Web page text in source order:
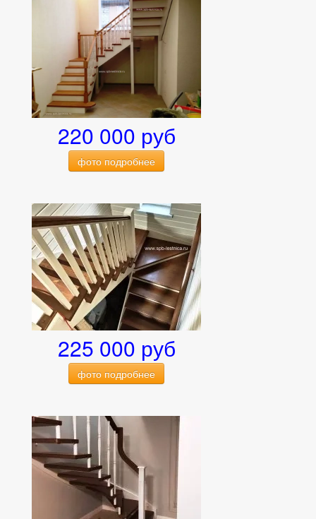
220 000 руб
фото подробнее
225 000 руб
фото подробнее